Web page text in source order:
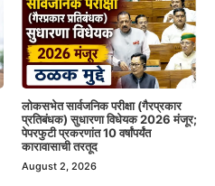
लोकसभेत सार्वजनिक परीक्षा (गैरप्रकार
प्रतिबंधक) सुधारणा विधेयक 2026 मंजूर;
पेपरफुटी प्रकरणांत 10 वर्षांपर्यंत
कारावासाची तरतूद
August 2, 2026